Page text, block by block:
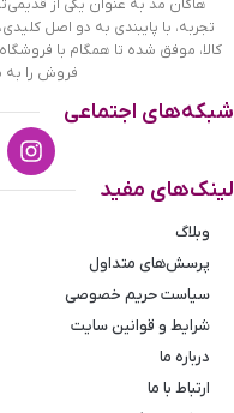
هاکان مد به عنوان یکی از
کالا، موفق شده تا همگام با
فروش را به
شبکه‌های اجتماعی
لینک‌های مفید
وبلاگ
پرسش‌های متداول
سیاست حریم خصوصی
شرایط و قوانین سایت
درباره ما
ارتباط با ما